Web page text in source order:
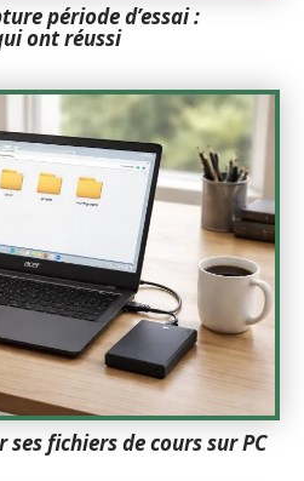
période d’essai :
ont réussi
fichiers de cours sur PC